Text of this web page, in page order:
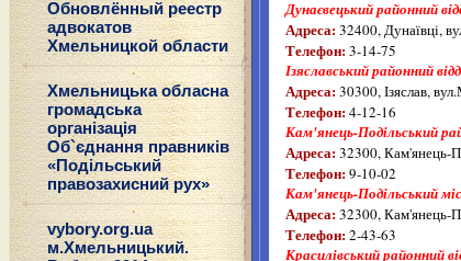
Обновлённый реестр
адвокатов
Хмельницкой области
Хмельницька обласна
громадська
організація
Об`єднання правників
«Подільський
правозахисний рух»
vybory.org.ua
м.Хмельницький.
Дунаєвецький районний
Адреса:32400, Дунаївці,
Телефон:3-14-75
Ізяславський районний
Адреса:30300, Ізяслав,
Телефон:4-12-16
Кам'янець-Подільський
Адреса:32300, Кам'янець-
Телефон:9-10-02
Кам'янець-Подільський
Адреса:32300, Кам'янець-
Телефон:2-43-63
Красилівський районний